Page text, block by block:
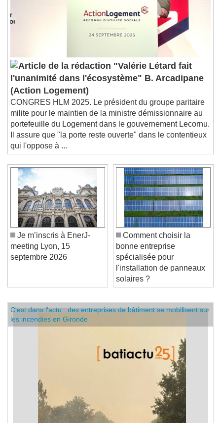
"Valérie Létard fait
l'unanimité dans l'écosystème" B. Arcadipane
(Action Logement)
CONGRES HLM 2025. Le président du groupe paritaire
milite pour le maintien de la ministre démissionnaire au
portefeuille du Logement dans le gouvernement Lecornu.
Il assure que "la porte reste ouverte" dans le contentieux
qui l'oppose à ...
Je m’inscris à EnerJ-
meeting Lyon, 15
Comment choisir la
bonne entreprise
spécialisée pour
l'installation de panneaux
solaires ?
C'est dans l'actu : des entreprises de bâtiment se mobilisent sur
les incendies en Gironde